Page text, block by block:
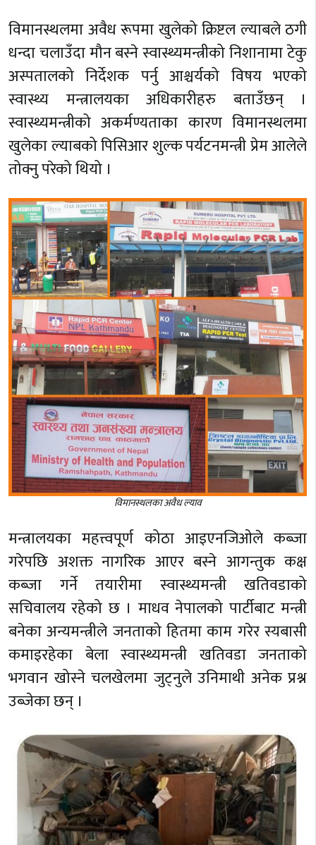
विमानस्थलमा अवैध रूपमा खुलेको क्रिष्टल ल्याबले ठगी
धन्दा चलाउँदा मौन बस्ने स्वास्थ्यमन्त्रीको निशानामा टेकु
अस्पतालको निर्देशक पर्नु आश्चर्यको विषय भएको
स्वास्थ्य मन्त्रालयका अधिकारीहरु बताउँछन् ।
स्वास्थ्यमन्त्रीको अकर्मण्यताका कारण विमानस्थलमा
खुलेका ल्याबको पिसिआर शुल्क पर्यटनमन्त्री प्रेम आलेले
तोक्नु परेको थियो ।
विमानस्थलका अवैध ल्याव
मन्त्रालयका महत्त्वपूर्ण कोठा आइएनजिओले कब्जा
गरेपछि अशक्त नागरिक आएर बस्ने आगन्तुक कक्ष
कब्जा गर्ने तयारीमा स्वास्थ्यमन्त्री खतिवडाको
सचिवालय रहेको छ । माधव नेपालको पार्टीबाट मन्त्री
बनेका अन्यमन्त्रीले जनताको हितमा काम गरेर स्यबासी
कमाइरहेका बेला स्वास्थ्यमन्त्री खतिवडा जनताको
भगवान खोस्ने चलखेलमा जुट्नुले उनिमाथी अनेक प्रश्न
उब्जेका छन् ।